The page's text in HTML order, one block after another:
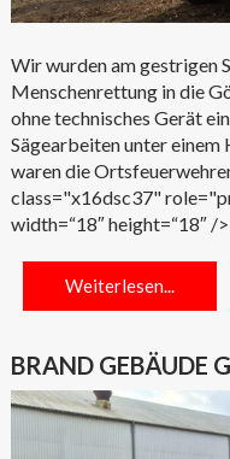
Wir wurden am gestrigen
Menschenrettung in die
ohne technisches Gerät
Sägearbeiten unter
waren die
class="x16dsc37"
width=“18″ height=“18″ />
Weiterlesen...
BRAND GEBÄUDE